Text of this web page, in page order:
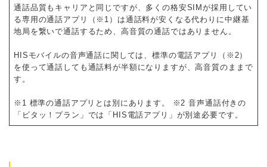
通話品質もキャリアと同じですが、多くの格安SIMが採用してい
る専用の通話アプリ（※1）は通話料が安くなる代わりに中継基
地局を繋いで通話するため、高音質の通話ではありません。
HISモバイルの音声通話に関しては、標準の電話アプリ（※2）
を使って通話しても通話料が半額になりますが、高音質のままで
す。
※1 標準の通話アプリとは別にあります。 ※2 音声通話付きの
「ビタッ！プラン」では「HIS電話アプリ」が別途必要です。